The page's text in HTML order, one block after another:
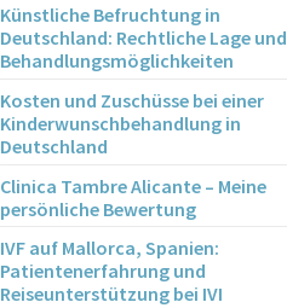
Künstliche Befruchtung in
Deutschland: Rechtliche Lage und
Behandlungsmöglichkeiten
Kosten und Zuschüsse bei einer
Kinderwunschbehandlung in
Deutschland
Clinica Tambre Alicante – Meine
persönliche Bewertung
IVF auf Mallorca, Spanien:
Patientenerfahrung und
Reiseunterstützung bei IVI